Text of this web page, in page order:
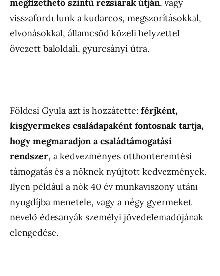
megfizethető szintű rezsiárak útján, vagy
visszafordulunk a kudarcos, megszorításokkal,
elvonásokkal, államcsőd közeli helyzettel
övezett baloldali, gyurcsányi útra.
Földesi Gyula azt is hozzátette: férjként,
kisgyermekes családapaként fontosnak tartja,
hogy megmaradjon a családtámogatási
rendszer, a kedvezményes otthonteremtési
támogatás és a nőknek nyújtott kedvezmények.
Ilyen például a nők 40 év munkaviszony utáni
nyugdíjba menetele, vagy a négy gyermeket
nevelő édesanyák személyi jövedelemadójának
elengedése.